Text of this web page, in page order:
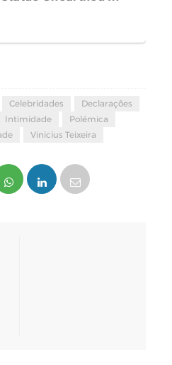
Celebridades
Declarações
Intimidade
Polémica
Vinicius Teixeira